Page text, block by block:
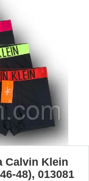
Calvin Klein
48), 013081